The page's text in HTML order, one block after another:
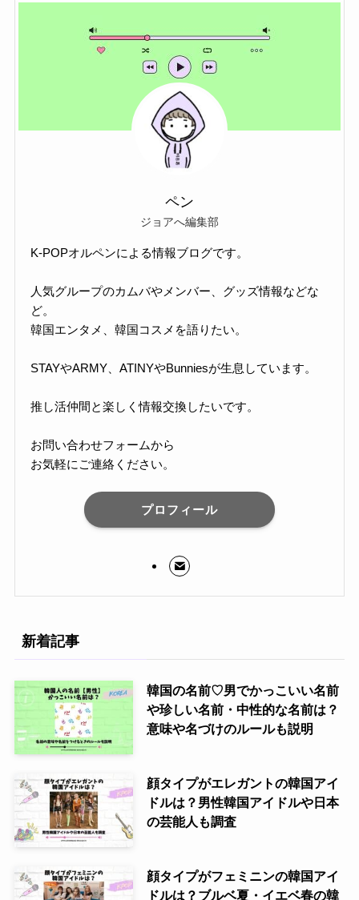
ペン
ジョアへ編集部
K-POPオルペンによる情報ブログです。
人気グループのカムバやメンバー、グッズ情報などな
ど。
韓国エンタメ、韓国コスメを語りたい。
STAYやARMY、ATINYやBunniesが生息しています。
推し活仲間と楽しく情報交換したいです。
お問い合わせフォームから
お気軽にご連絡ください。
プロフィール
新着記事
韓国の名前♡男でかっこいい名前
や珍しい名前・中性的な名前は？
意味や名づけのルールも説明
顔タイプがエレガントの韓国アイ
ドルは？男性韓国アイドルや日本
の芸能人も調査
顔タイプがフェミニンの韓国アイ
ドルは？ブルベ夏・イエベ春の韓